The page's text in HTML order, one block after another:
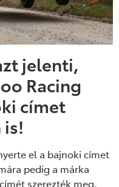
jelenti,
Racing
címet
el a bajnoki címet
pedig a márka
szerezték meg.